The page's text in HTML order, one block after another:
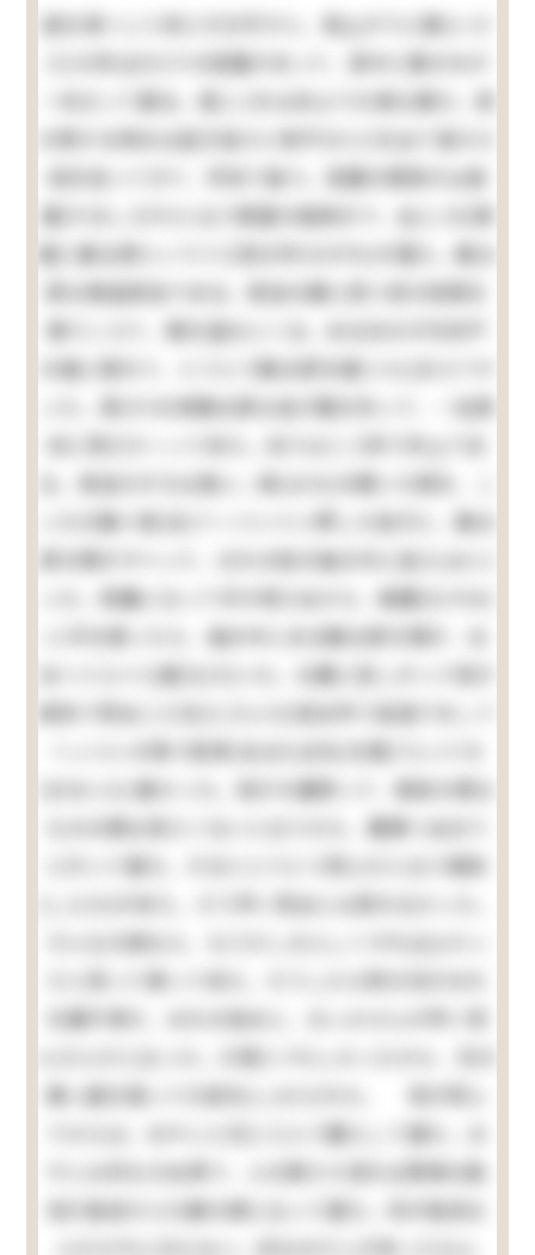
庭を東へ二十歩に行き尽すと、南上がりに聊(いさ
さ)か許(ばか)りの菜園があって、真中に栗の木が
一本立って居る。是(こ)れは命より大事な栗だ。実
の熟する時分は起き抜けに脊戸(せど)を出て落ちた
奴を拾ってきて、学校で食う。菜園の西側が山城
屋(やましろや)と云う質屋の庭続きで、此(この)質
屋に勘太郎という十三四の忰(せがれ)が居た。勘太
郎は無論弱虫である。弱虫の癖に四つ目の垣根を
乗りこえて、栗を盗みにくる。ある日の夕方折戸
の蔭に隠れて、とうとう勘太郎を捕(つら)まえてや
った。其(その)時勘太郎は逃げ路を失って、一生懸
る。弱虫だが力は強い。鉢(はち)の開いた頭を、こ
っちの胸へ宛(あ)てゝぐいぐい押した拍子に、勘太
郎の頭がすべって、おれの袷の袖の中に這入(はい)
った。邪魔になって手が使えぬから、無闇(むやみ)
に手を振ったら、袖の中にある勘太郎の頭が、左
右へぐらぐら靡(なび)いた。仕舞に苦しがって母が
病気で死ぬ二三日(にさんち)前台所で宙返りをして
へっついの角で肋骨(あばらぼね)を撲(う)って大
(おおい)に痛かった。母が大層怒って、御前の様な
ものの顔は見たくないと云うから、親類へ泊まり
に行って居た。するととうとう死んだと云う報知
そんな大病なら、もう少し大人しくすればよかっ
たと思って帰って来た。そうしたら例の兄がおれ
を親不孝だ、おれの為めに、おっかさんが早く死
んだんだと云った。口惜(くや)しかったから、兄の
横っ面を張って大変叱(しか)られた。 母が死ん
でからは、おやじと兄と三人で暮らして居た。お
やじは何もせぬ男で、人の顔さえ見れば貴様は駄
目だ駄目だと口癖の様に云って居た。何が駄目な